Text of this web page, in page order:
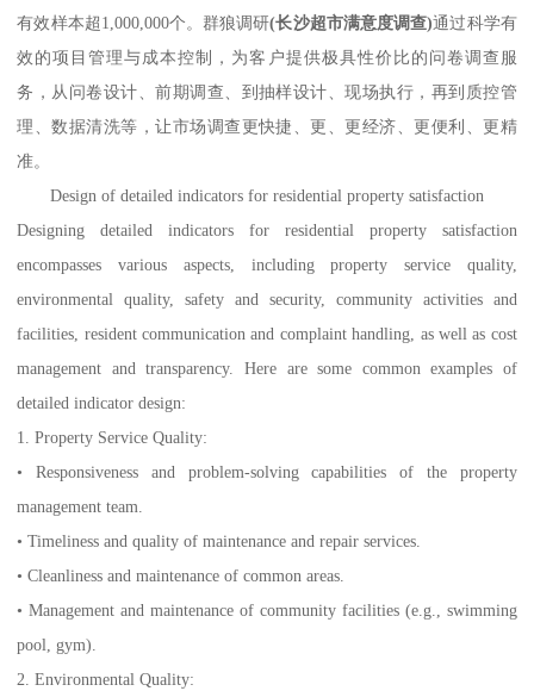
有效样本超1,000,000个。群狼调研(长沙超市满意度调查)通过科学有
效的项目管理与成本控制，为客户提供极具性价比的问卷调查服
务，从问卷设计、前期调查、到抽样设计、现场执行，再到质控管
理、数据清洗等，让市场调查更快捷、更、更经济、更便利、更精
准。
Design of detailed indicators for residential property satisfaction
Designing detailed indicators for residential property satisfaction
encompasses various aspects, including property service quality,
environmental quality, safety and security, community activities and
facilities, resident communication and complaint handling, as well as cost
management and transparency. Here are some common examples of
detailed indicator design:
1. Property Service Quality:
• Responsiveness and problem-solving capabilities of the property
management team.
• Timeliness and quality of maintenance and repair services.
• Cleanliness and maintenance of common areas.
• Management and maintenance of community facilities (e.g., swimming
pool, gym).
2. Environmental Quality: